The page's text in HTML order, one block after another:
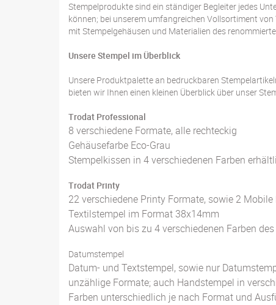
Stempelprodukte sind ein ständiger Begleiter jedes
können; bei unserem umfangreichen Vollsortiment
mit Stempelgehäusen und Materialien des
Unsere Stempel im Überblick
Unsere Produktpalette an bedruckbaren
bieten wir Ihnen einen kleinen Überblick über unser
Trodat Professional
8 verschiedene Formate, alle rechteckig
Gehäusefarbe Eco-Grau
Stempelkissen in 4 verschiedenen Farben
Trodat Printy
22 verschiedene Printy Formate, sowie 2
Textilstempel im Format 38x14mm
Auswahl von bis zu 4 verschiedenen Farben
Datumstempel
Datum- und Textstempel, sowie nur
unzählige Formate; auch Handstempel in
Farben unterschiedlich je nach Format und